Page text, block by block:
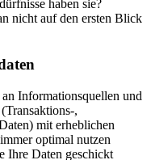
haben sie?
nicht auf den ersten Blick
Informationsquellen und
,
mit erheblichen
optimal nutzen
Ihre Daten geschickt